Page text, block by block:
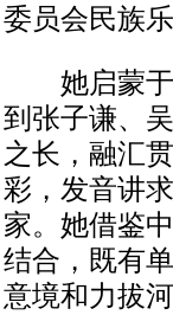
委员会民族
她启蒙于
到张子谦、
之长，融汇
彩，发音讲
家。她借鉴
结合，既有
意境和力拔